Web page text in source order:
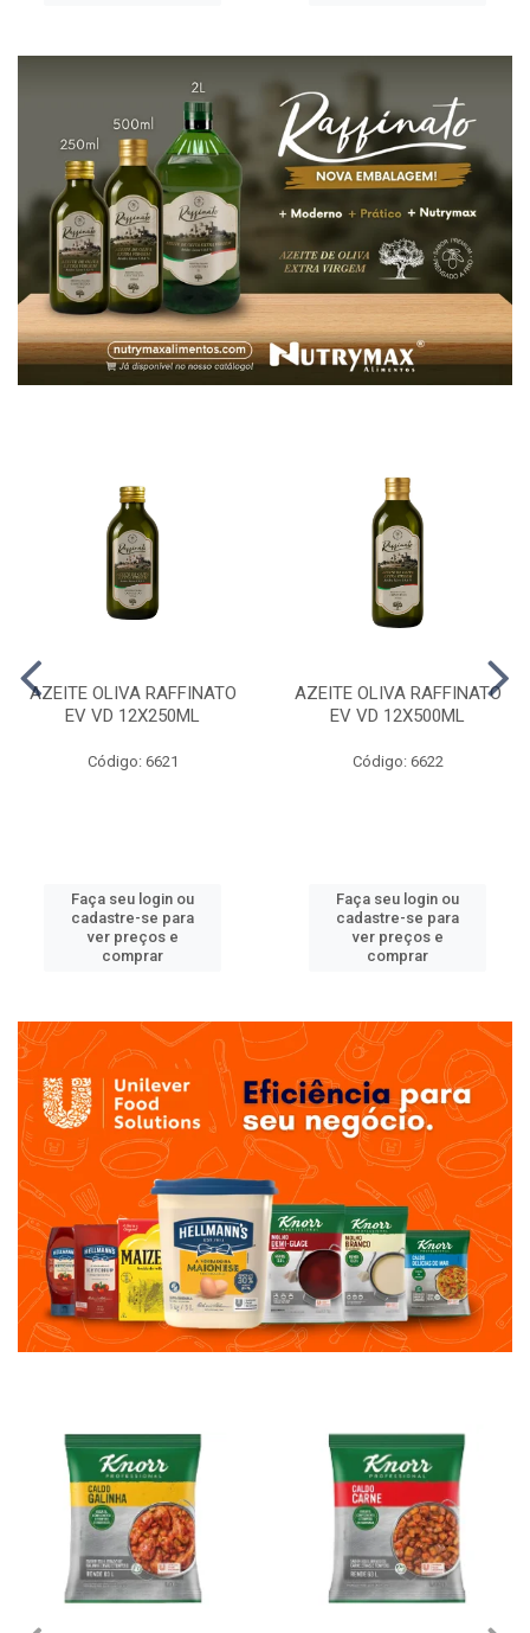
AZEITE OLIVA RAFFINATO
EV VD 12X250ML
Código: 6621
Faça seu login ou
cadastre-se para
ver preços e
comprar
AZEITE OLIVA RAFFINATO
EV VD 12X500ML
Código: 6622
Faça seu login ou
cadastre-se para
ver preços e
comprar